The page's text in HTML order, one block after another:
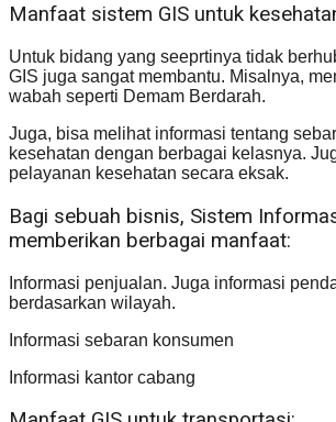
Manfaat sistem GIS untuk
Untuk bidang yang seeprtinya tidak
GIS juga sangat membantu. Misalnya,
wabah seperti Demam Berdarah.
Juga, bisa melihat informasi tentang
kesehatan dengan berbagai kelasnya.
pelayanan kesehatan secara eksak.
Bagi sebuah bisnis, Sistem
memberikan berbagai manfaat:
Informasi penjualan. Juga informasi
berdasarkan wilayah.
Informasi sebaran konsumen
Informasi kantor cabang